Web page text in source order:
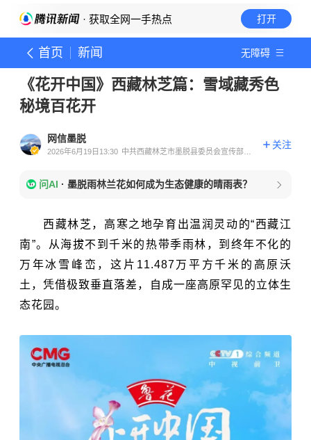
· 获取全网一手热点 打开
首页 新闻 无障碍
《花开中国》西藏林芝篇：雪域藏秀色
秘境百花开
网信墨脱
2026年6月19日13:30 中共西藏林芝市墨脱县委员会宣传部官
关注
问AI · 墨脱雨林兰花如何成为生态健康的晴雨表？
西藏林芝，高寒之地孕育出温润灵动的“西藏江
南”。从海拔不到千米的热带季雨林，到终年不化的
万年冰雪峰峦，这片11.487万平方千米的高原沃
土，凭借极致垂直落差，自成一座高原罕见的立体生
态花园。